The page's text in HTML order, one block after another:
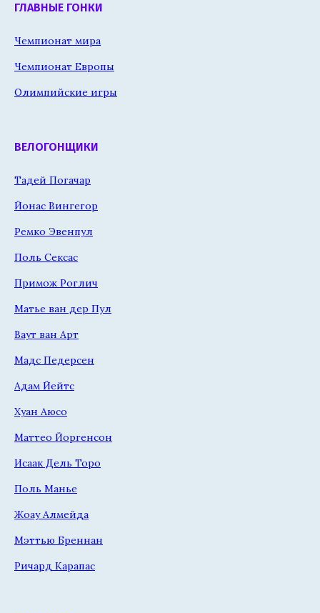
ГЛАВНЫЕ ГОНКИ
Чемпионат мира
Чемпионат Европы
Олимпийские игры
ВЕЛОГОНЩИКИ
Тадей Погачар
Йонас Вингегор
Ремко Эвенпул
Поль Сексас
Примож Роглич
Матье ван дер Пул
Ваут ван Арт
Мадс Педерсен
Адам Йейтс
Хуан Аюсо
Маттео Йоргенсон
Исаак Дель Торо
Поль Манье
Жоау Алмейда
Мэттью Бреннан
Ричард Карапас